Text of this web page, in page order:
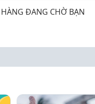
ĐANG CHỜ BẠN